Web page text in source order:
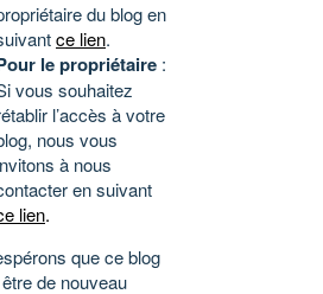
du blog en
ce lien.
le propriétaire :
vous souhaitez
l’accès à votre
nous vous
à nous
en suivant
lien.
que ce blog
de nouveau